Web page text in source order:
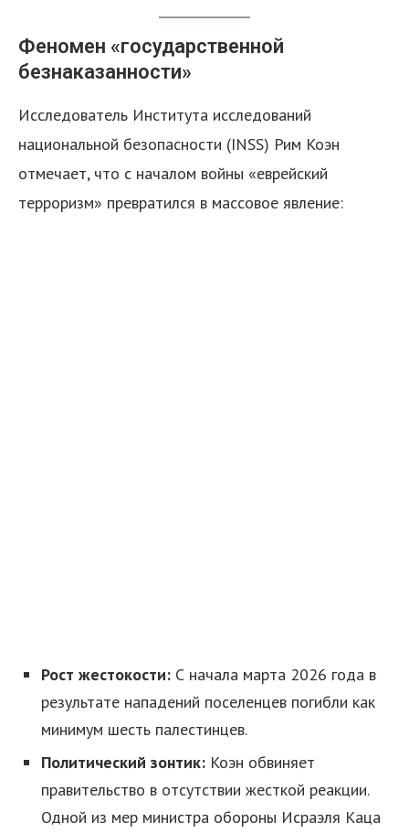
Феномен «государственной
безнаказанности»
Исследователь Института исследований
национальной безопасности (INSS) Рим Коэн
отмечает, что с началом войны «еврейский
терроризм» превратился в массовое явление:
Рост жестокости: С начала марта 2026 года в
результате нападений поселенцев погибли как
минимум шесть палестинцев.
Политический зонтик: Коэн обвиняет
правительство в отсутствии жесткой реакции.
Одной из мер министра обороны Исраэля Каца